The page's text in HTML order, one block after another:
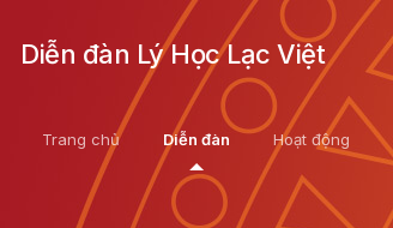
Diễn đàn Lý Học Lạc Việt
Trang chủ Diễn đàn Hoạt động